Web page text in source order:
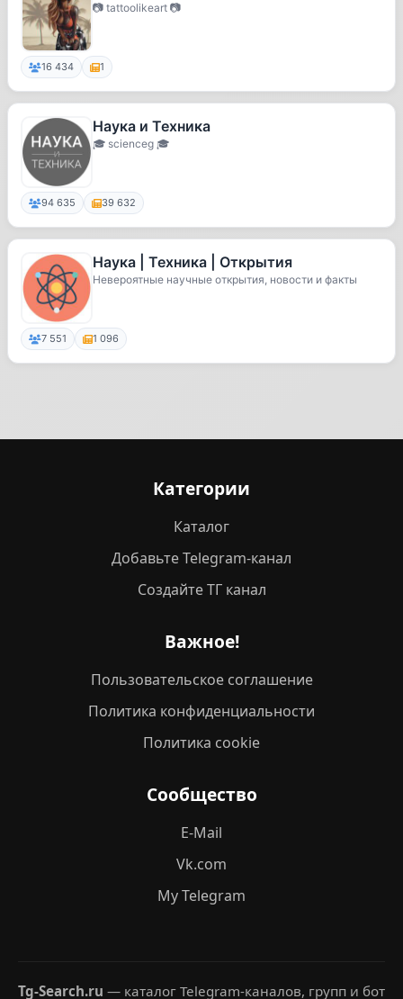
📷 tattoolikeart 📷
16 434 1
Наука и Техника
🎓 scienceg 🎓
94 635 39 632
Наука | Техника | Открытия
Невероятные научные открытия, новости и факты
7 551 1 096
Категории
Каталог
Добавьте Telegram-канал
Создайте ТГ канал
Важное!
Пользовательское соглашение
Политика конфиденциальности
Политика cookie
Сообщество
E-Mail
Vk.com
My Telegram
Tg-Search.ru — каталог Telegram-каналов, групп и бот